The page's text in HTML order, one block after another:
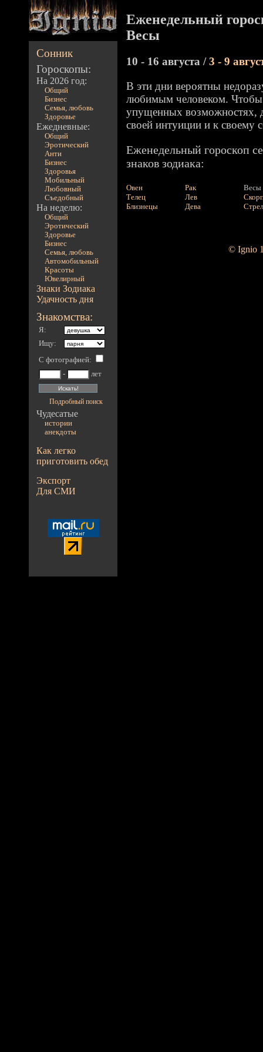
Сонник
Гороскопы:
На 2026 год:
Общий
Бизнес
Семья, любовь
Здоровье
Ежедневные:
Общий
Эротический
Анти
Бизнес
Здоровья
Мобильный
Любовный
Съедобный
На неделю:
Общий
Эротический
Здоровье
Бизнес
Семья, любовь
Автомобильный
Красоты
Ювелирный
Знаки Зодиака
Удачность дня
Знакомства:
Я:
Ищу:
С фотографией:
-
лет
Подробный поиск
Чудесатые
истории
анекдоты
Как легко
приготовить обед
Экспорт
Для СМИ
Еженедельный
Весы
10 - 16 августа /3 - 9
В эти дни вероятны
любимым человеком. Чтобы
упущенных возможностях,
своей интуиции и к своему
Еженедельный гороскоп
знаков зодиака:
Овен
Телец
Близнецы
Рак
Лев
Дева
Весы
© Ignio